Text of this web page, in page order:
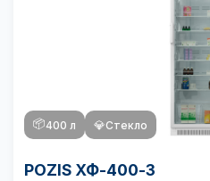
📦400 л 💎Стекло
POZIS ХФ-400-3